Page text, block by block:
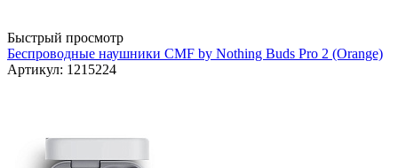
Быстрый просмотр
Беспроводные наушники CMF by Nothing Buds Pro 2 (Orange)
Артикул: 1215224